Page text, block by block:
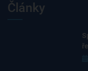
Články